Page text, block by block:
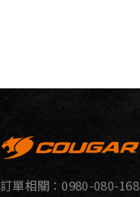
訂單相關：0980-080-168